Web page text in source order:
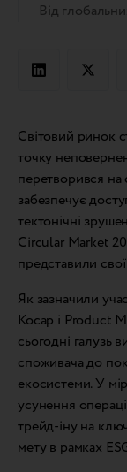
Від
Світовий ринок
точку
перетворився
забезпечує
тектонічні
Circular Market
представили свої
Як зазначили
Косар і Product
сьогодні галузь
споживача до
екосистеми. У
усунення
трейд-іну на
мету в рамках